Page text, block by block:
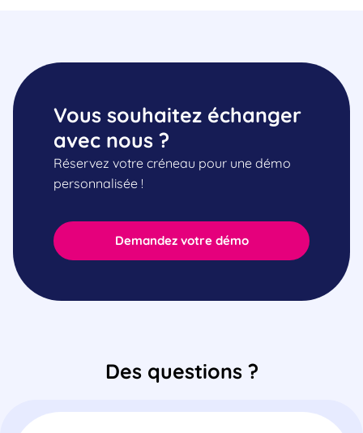
Demandez votre démo
Vous souhaitez échanger
avec nous ?
Réservez votre créneau pour une démo
personnalisée !
Des questions ?